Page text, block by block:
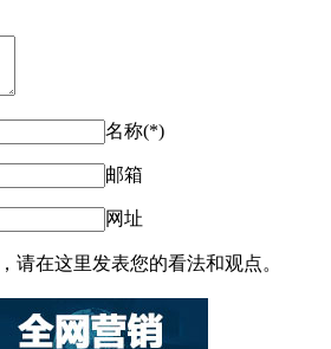
名称(*)
邮箱
网址
请在这里发表您的看法和观点。